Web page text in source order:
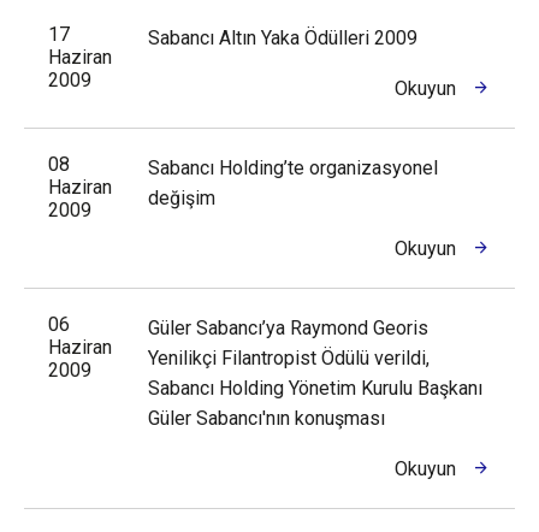
17
Haziran
2009
Sabancı Altın Yaka Ödülleri 2009
Okuyun
08
Haziran
2009
Sabancı Holding’te organizasyonel
değişim
Okuyun
06
Haziran
2009
Güler Sabancı’ya Raymond Georis
Yenilikçi Filantropist Ödülü verildi,
Sabancı Holding Yönetim Kurulu Başkanı
Güler Sabancı'nın konuşması
Okuyun